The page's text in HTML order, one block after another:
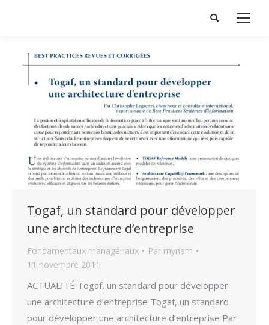
Search:
Togaf, un standard pour développer
une architecture d’entreprise
Fondamentaux managériaux Par myriam
11 novembre 2011
ACTUALITÉ Togaf, un standard pour développer
une architecture d’entreprise Togaf, un standard
pour développer une architecture d’entreprise Par